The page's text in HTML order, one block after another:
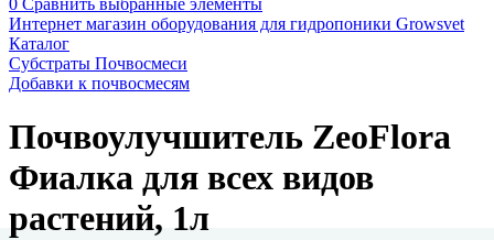
0 Сравнить выбранные элементы
Интернет магазин оборудования для гидропоники Growsvet
Каталог
Субстраты Почвосмеси
Добавки к почвосмесям
Почвоулучшитель ZeoFlora
Фиалка для всех видов
растений, 1л